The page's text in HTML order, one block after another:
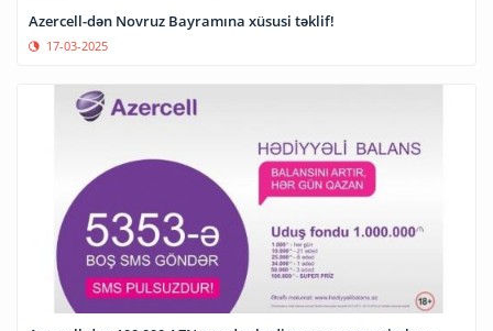
Azercell-dən Novruz Bayramına xüsusi təklif!
17-03-2025